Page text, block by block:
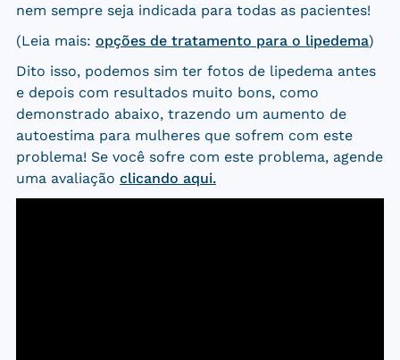
nem sempre seja indicada para todas as pacientes!
(Leia mais: opções de tratamento para o lipedema)
Dito isso, podemos sim ter fotos de lipedema antes
e depois com resultados muito bons, como
demonstrado abaixo, trazendo um aumento de
autoestima para mulheres que sofrem com este
problema! Se você sofre com este problema, agende
uma avaliação clicando aqui.